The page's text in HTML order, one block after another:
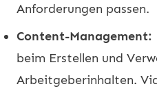
Anforderungen passen.
Content-Management:
beim Erstellen und
Arbeitgeberinhalten.